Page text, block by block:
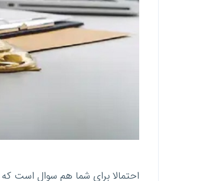
احتمالا برای شما هم سوال است که